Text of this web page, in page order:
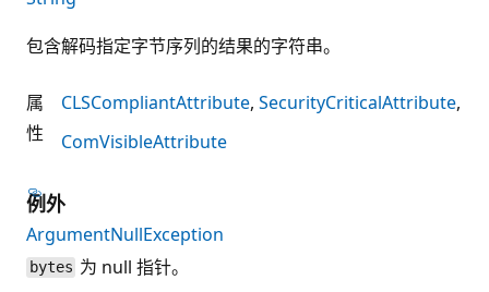
包含解码指定字节序列的结果的字符串。
属
性
CLSCompliantAttribute SecurityCriticalAttribute
ComVisibleAttribute
例外
ArgumentNullException
bytes 为 null 指针。